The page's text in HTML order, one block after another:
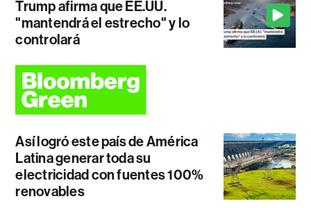
Trump afirma que EE.UU.
"mantendrá el estrecho" y lo
controlará
Así logró este país de América
Latina generar toda su
electricidad con fuentes 100%
renovables